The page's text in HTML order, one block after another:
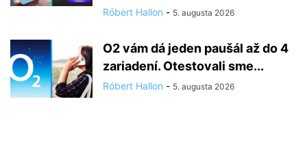
Róbert Hallon - 5. augusta 2026
O2 vám dá jeden paušál až do 4
zariadení. Otestovali sme...
Róbert Hallon - 5. augusta 2026